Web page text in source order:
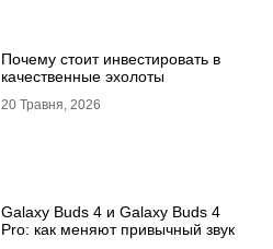
Почему стоит инвестировать в
качественные эхолоты
20 Травня, 2026
Galaxy Buds 4 и Galaxy Buds 4
Pro: как меняют привычный звук